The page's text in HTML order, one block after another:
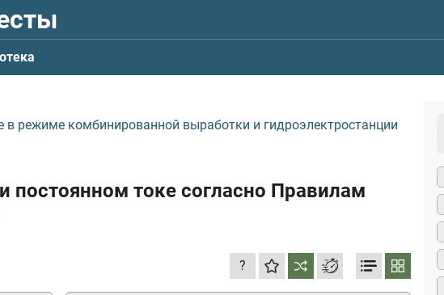
режиме комбинированной выработки и гидроэлектростанции
постоянном токе согласно Правилам
?